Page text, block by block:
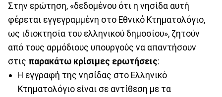
Στην ερώτηση, «δεδομένου ότι η νησίδα αυτή
φέρεται εγγεγραμμένη στο Εθνικό Κτηματολόγιο,
ως ιδιοκτησία του ελληνικού δημοσίου», ζητούν
από τους αρμόδιους υπουργούς να απαντήσουν
στις παρακάτω κρίσιμες ερωτήσεις:
Η εγγραφή της νησίδας στο Ελληνικό
Κτηματολόγιο είναι σε αντίθεση με τα